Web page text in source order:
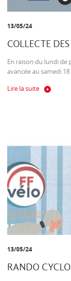
13/05/24
COLLECTE
En raison du lundi de
avancée au samedi 18
Lire la suite
13/05/24
RANDO CYCLO